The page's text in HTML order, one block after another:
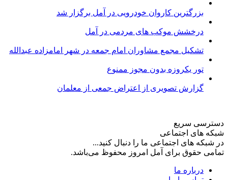
بزرگترین کاروان خودرویی در آمل برگزار شد
درخشش موکب های مردمی در آمل
تشکیل مجمع مشاوران امام جمعه در شهر امامزاده عبدالله
تور یکروزه بدون مجوز ممنوع
گزارش تصویری از اعتراض جمعی از معلمان
دسترسی سریع
شبکه های اجتماعی
در شبکه های اجتماعی ما را دنبال کنید...
تمامی حقوق برای آمل امروز محفوظ می‌باشد.
درباره ما